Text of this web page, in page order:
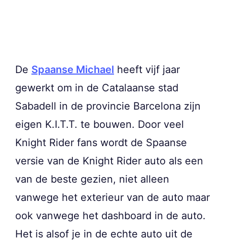
De Spaanse Michael heeft vijf jaar
gewerkt om in de Catalaanse stad
Sabadell in de provincie Barcelona zijn
eigen K.I.T.T. te bouwen. Door veel
Knight Rider fans wordt de Spaanse
versie van de Knight Rider auto als een
van de beste gezien, niet alleen
vanwege het exterieur van de auto maar
ook vanwege het dashboard in de auto.
Het is alsof je in de echte auto uit de